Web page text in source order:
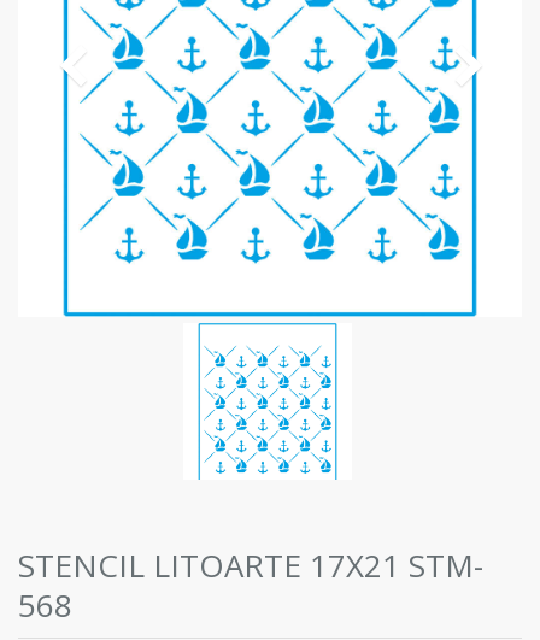
STENCIL LITOARTE 17X21 STM-
568